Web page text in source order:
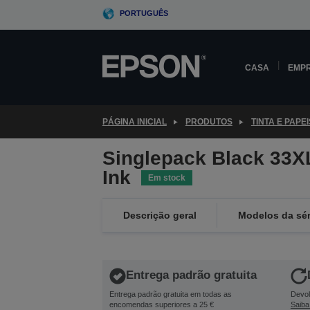
PORTUGUÊS
CASA
PÁGINA INICIAL PRODUTOS TINTA E
Singlepack Black
Ink
Em stock
Descrição geral Modelos da
Entrega padrão gratuita
Entrega padrão gratuita em todas as
encomendas superiores a 25 €